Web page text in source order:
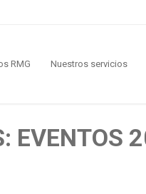
RMG Nuestros servicios
EVENTOS